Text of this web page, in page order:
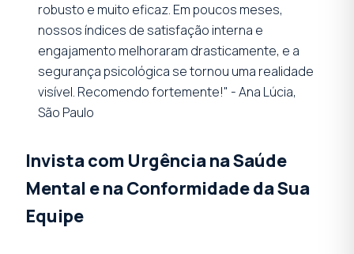
robusto e muito eficaz. Em poucos meses,
nossos índices de satisfação interna e
engajamento melhoraram drasticamente, e a
segurança psicológica se tornou uma realidade
visível. Recomendo fortemente!" - Ana Lúcia,
São Paulo
Invista com Urgência na Saúde
Mental e na Conformidade da Sua
Equipe